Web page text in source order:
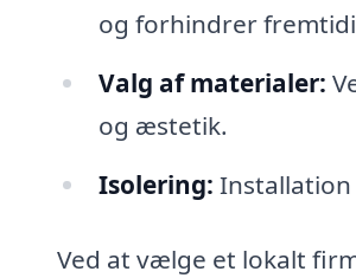
og forhindrer
Valg af materialer:
og æstetik.
Isolering:
Ved at vælge et lokalt